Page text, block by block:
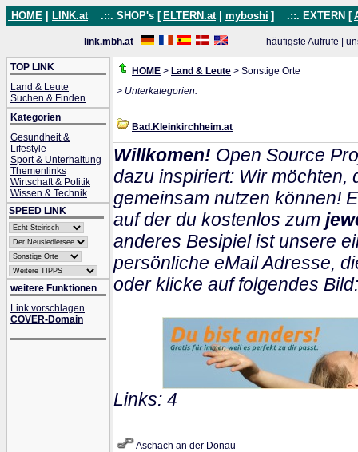
HOME LINK.at .::. SHOP's [ ELTERN.at myboshi ] .::. EXTERN [
link.mbh.at häufigste Aufrufe
TOP LINK
Land & Leute
Suchen & Finden
Kategorien
Gesundheit &
Lifestyle
Sport & Unterhaltung
Themenlinks
Wirtschaft & Politik
Wissen & Technik
SPEED LINK
weitere Funktionen
Link vorschlagen
COVER-Domain
HOME > Land & Leute > Sonstige Orte
> Unterkategorien:
Bad.Kleinkirchheim.at
Willkomen! Open Source
dazu inspiriert: Wir möchten,
gemeinsam nutzen können!
auf der du kostenlos zum
anderes Besipiel ist unsere
persönliche eMail Adresse,
oder klicke auf folgendes Bild:
Links: 4
Aschach an der Donau